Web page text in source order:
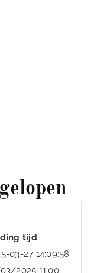
tijd
03-27 14:09:58
2025 11:00